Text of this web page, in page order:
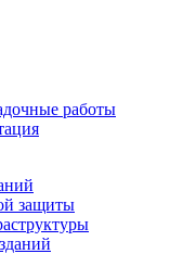
работы
защиты